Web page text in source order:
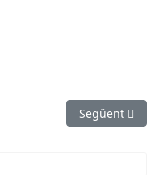
LEB PLATA): Adrià
Article
Següent